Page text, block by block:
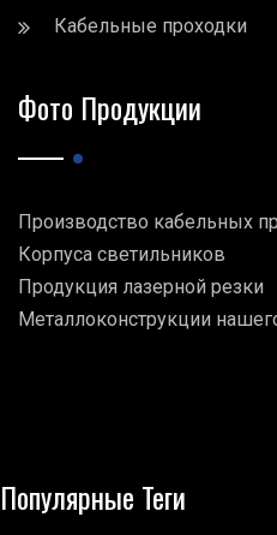
Кабельные проходки
Фото Продукции
Производство кабельных
Корпуса светильников
Продукция лазерной резки
Металлоконструкции
Популярные Теги